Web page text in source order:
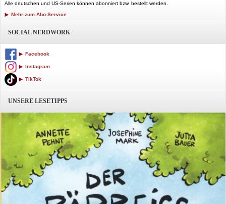
Alle deutschen und US-Serien können abonniert bzw. bestellt werden.
Mehr zum Abo-Service
SOCIAL NERDWORK
Facebook
Instagram
TikTok
UNSERE LESETIPPS